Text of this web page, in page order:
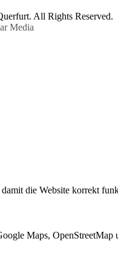
All Rights Reserved.
Media
die Website korrekt
Maps, OpenStreetMap